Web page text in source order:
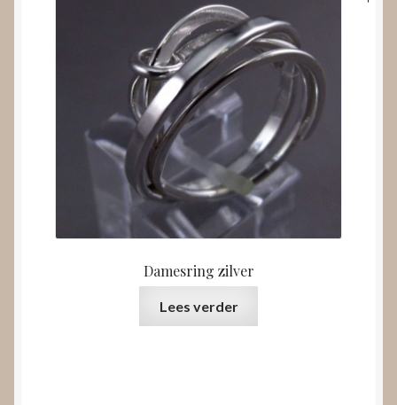
Damesring zilver
Lees verder